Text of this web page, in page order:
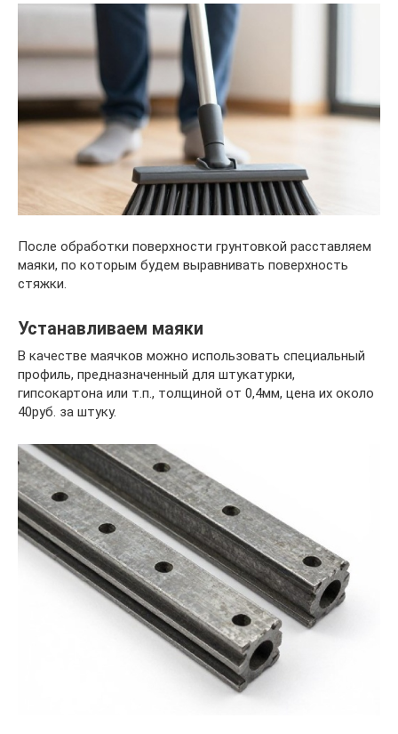
После обработки поверхности грунтовкой расставляем
маяки, по которым будем выравнивать поверхность
стяжки.
Устанавливаем маяки
В качестве маячков можно использовать специальный
профиль, предназначенный для штукатурки,
гипсокартона или т.п., толщиной от 0,4мм, цена их около
40руб. за штуку.